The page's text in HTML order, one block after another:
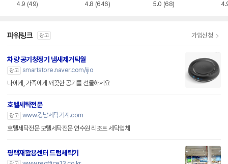
4.9 (49) 4.8 (646) 5.0 (68)
파워링크 광고 가입신청
차량 공기청정기 냄새제거탁월
광고 smartstore.naver.com/ijio
나에게, 가족에게 깨끗한 공기를 선물하세요
호텔세탁전문
광고 www.강남세탁기계.com
호텔세탁전문 모텔세탁전문 연수원 리조트 세탁업체
평택재활용센터 드럼세탁기